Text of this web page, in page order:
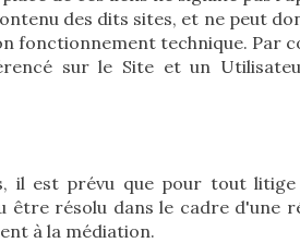
des dits sites, et ne peut
fonctionnement technique. Par
sur le Site et un
il est prévu que pour tout
résolu dans le cadre d'une
à la médiation.